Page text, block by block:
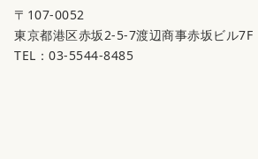
〒107-0052
東京都港区赤坂2-5-7渡辺商事赤坂ビル7F
TEL：03-5544-8485